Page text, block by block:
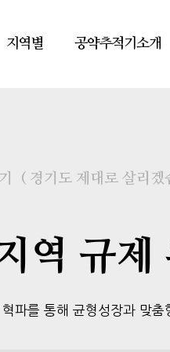
지역별 공약추적기소개
( 경기도 제대로 살리겠
역 규제
파를 통해 균형성장과 맞춤